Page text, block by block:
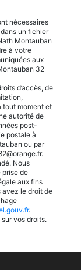
nécessaires
un fichier
Montauban
à votre
aux
32
d’accès, de
tout moment et
autorité de
post-
postale à
ou par
Nous
prise de
aux fins
avez le droit de
.
sur vos droits.